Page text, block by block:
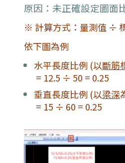
原因：未正確設定圖面
※ 計算方式：量測值 ÷
依下圖為例
水平長度比例 (以斷筋
= 12.5 ÷ 50 = 0.25
垂直長度比例 (以梁深
= 15 ÷ 60 = 0.25